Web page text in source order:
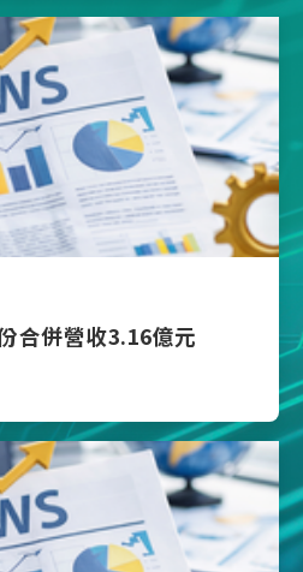
合併營收3.16億元